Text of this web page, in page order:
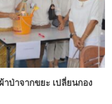
ป่าจากขยะ เปลี่ยนกอง